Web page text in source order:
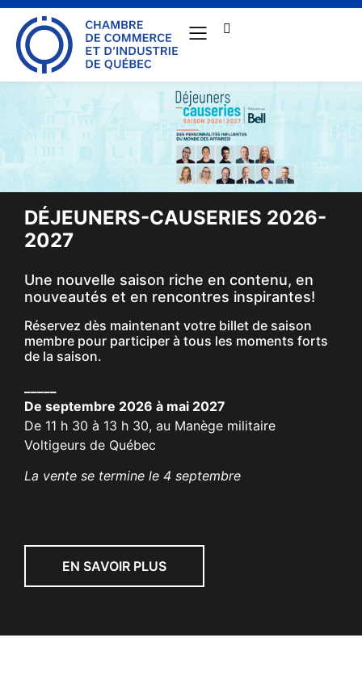
DÉJEUNERS-CAUSERIES 2026-
2027
Une nouvelle saison riche en contenu, en
nouveautés et en rencontres inspirantes!
Réservez dès maintenant votre billet de saison
membre pour participer à tous les moments forts
de la saison.
De septembre 2026 à mai 2027
De 11 h 30 à 13 h 30, au Manège militaire
Voltigeurs de Québec
La vente se termine le 4 septembre
EN SAVOIR PLUS